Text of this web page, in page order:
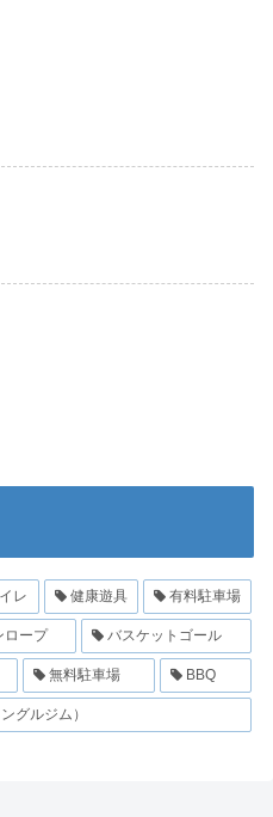
レ 健康遊具 有料駐車場
ープ バスケットゴール
無料駐車場 BBQ
グルジム）